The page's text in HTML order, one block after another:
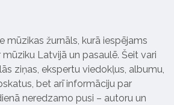
mūzikas žurnāls, kurā iespējams
Latvijā un pasaulē. Šeit vari
ziņas, ekspertu viedokļus, albumu,
bet arī informāciju par
neredzamo pusi – autoru un